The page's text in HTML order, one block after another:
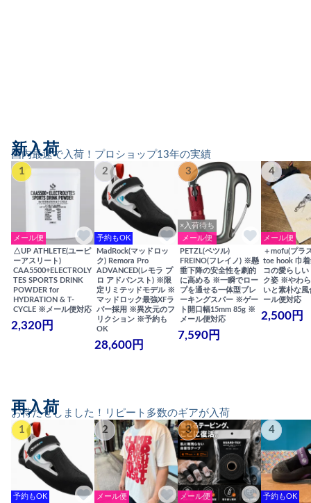
国内最速で入荷！プロショップ13年の実績
新入荷
1
メール便
△UP ATHLETE(ユーピ
ーアスリート)
CAA5500+ELECTROLY
TES SPORTS DRINK
POWDER for
HYDRATION & T-
CYCLE ※メール便対応
2,320円
2
予約もOK
MadRock(マッドロッ
ク) Remora Pro
ADVANCED(レモラ プ
ロ アドバンスト) ※限
定リミテッドモデル ※
マッドロック最強XFラ
バー採用 ※異次元のフ
リクション ※予約も
OK
28,600円
3
×入荷待ち
メール便
PETZL(ペツル)
FREINO(フレイノ) ※懸
垂下降の安全性を劇的
に高める ※一瞬でロー
プを通せる一体型ブレ
ーキングスパー ※ゲー
ト開口幅15mm 85g ※
メール便対応
7,590円
4
メール便
＋mofu(プラ
toe hook 巾
コの愛らしい
ク姿 ※やわ
いと素朴な
ール便対応
2,500円
お待たせしました！リピート多数のギアが入荷
再入荷
1
予約もOK
2
メール便
3
メール便
4
予約もOK